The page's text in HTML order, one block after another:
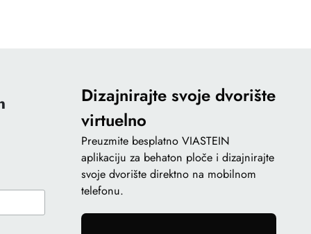
Dizajnirajte svoje dvorište
virtuelno
Preuzmite besplatno VIASTEIN
aplikaciju za behaton ploče i dizajnirajte
svoje dvorište direktno na mobilnom
telefonu.